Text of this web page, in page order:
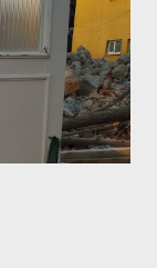
yeni yılda, bir
dileği, tek k...